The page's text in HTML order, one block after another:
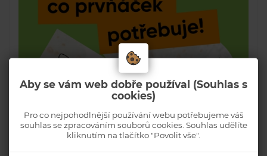
Aby se vám web dobře používal (Souhlas s
cookies)
Pro co nejpohodlnější používání webu potřebujeme váš
souhlas se zpracováním souborů cookies. Souhlas udělíte
kliknutím na tlačítko "Povolit vše".